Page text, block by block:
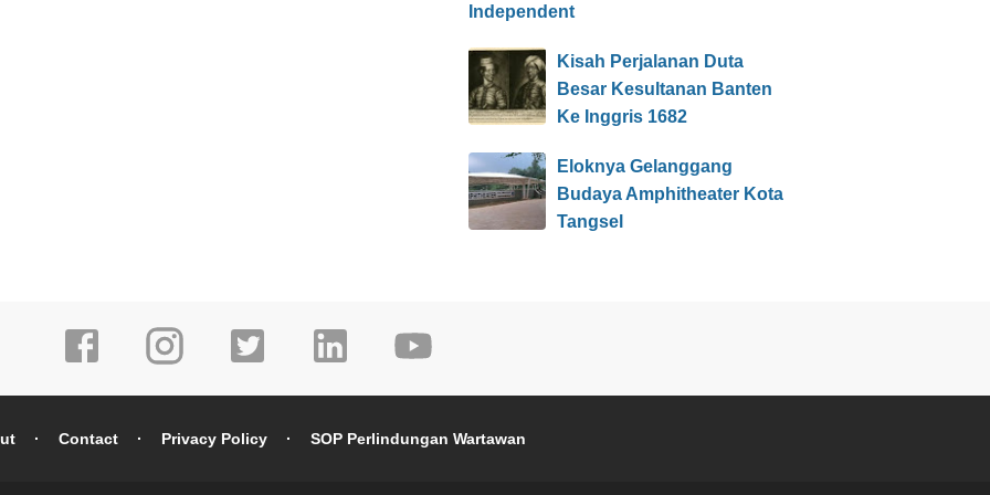
Independent
Kisah Perjalanan Duta
Besar Kesultanan Banten
Ke Inggris 1682
Eloknya Gelanggang
Budaya Amphitheater Kota
Tangsel
Contact Privacy Policy SOP Perlindungan Wartawan